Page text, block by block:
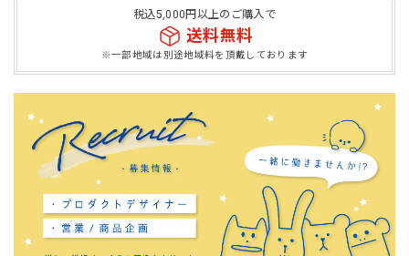
税込5,000円以上のご購入で
送料無料
※一部地域は別途地域料を頂戴しております